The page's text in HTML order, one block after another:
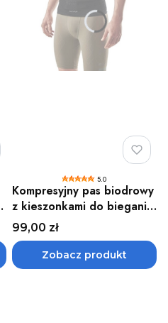
5.0
Kompresyjny pas biodrowy
z kieszonkami do biegania
i ćwiczeń CEP
Cena
99,00 zł
Zobacz produkt